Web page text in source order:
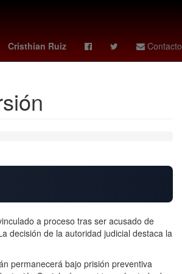
Cristhian Ruiz Contacto
Luján Gobierno
a proceso tras ser acusado de
decisión de la autoridad judicial destaca la
permanecerá bajo prisión preventiva